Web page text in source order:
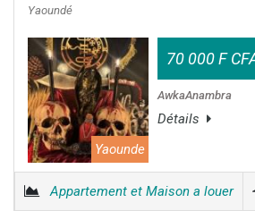
Yaoundé
Yaounde
70 000 F
AwkaAnambra
Détails
Appartement et Maison a louer